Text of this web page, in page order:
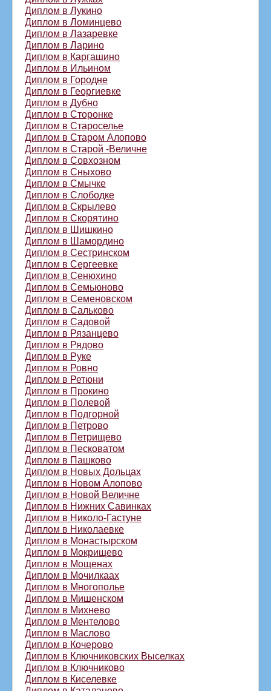
Диплом в Лукино
Диплом в Ломинцево
Диплом в Лазаревке
Диплом в Ларино
Диплом в Каргашино
Диплом в Ильином
Диплом в Городне
Диплом в Георгиевке
Диплом в Дубно
Диплом в Сторонке
Диплом в Староселье
Диплом в Старом Алопово
Диплом в Старой -Величне
Диплом в Совхозном
Диплом в Сныхово
Диплом в Смычке
Диплом в Слободке
Диплом в Скрылево
Диплом в Скорятино
Диплом в Шишкино
Диплом в Шамордино
Диплом в Сестринском
Диплом в Сергеевке
Диплом в Сенюхино
Диплом в Семьюново
Диплом в Семеновском
Диплом в Сальково
Диплом в Садовой
Диплом в Рязанцево
Диплом в Рядово
Диплом в Руке
Диплом в Ровно
Диплом в Ретюни
Диплом в Прокино
Диплом в Полевой
Диплом в Подгорной
Диплом в Петрово
Диплом в Петрищево
Диплом в Песковатом
Диплом в Пашково
Диплом в Новых Дольцах
Диплом в Новом Алопово
Диплом в Новой Величне
Диплом в Нижних Савинках
Диплом в Николо-Гастуне
Диплом в Николаевке
Диплом в Монастырском
Диплом в Мокрищево
Диплом в Мощенах
Диплом в Мочилкаах
Диплом в Многополье
Диплом в Мишенском
Диплом в Михнево
Диплом в Ментелово
Диплом в Маслово
Диплом в Кочерово
Диплом в Ключниковских Выселках
Диплом в Ключниково
Диплом в Киселевке